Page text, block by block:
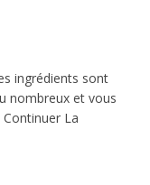
ingrédients sont
nombreux et vous
La